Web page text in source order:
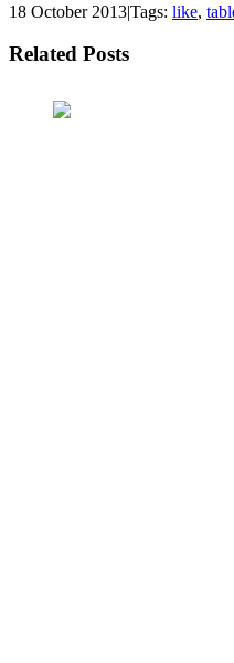
18 October 2013|Tags: like,
Related Posts